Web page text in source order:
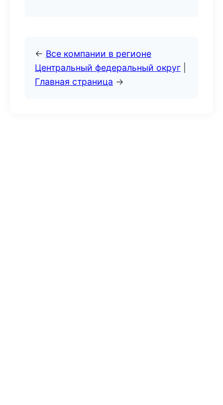
← Все компании в регионе
Центральный федеральный округ
Главная страница →